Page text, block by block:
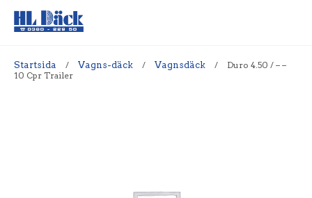
Startsida / Vagns-däck / Vagnsdäck /
Duro 4.50 / – –
10 Cpr Trailer